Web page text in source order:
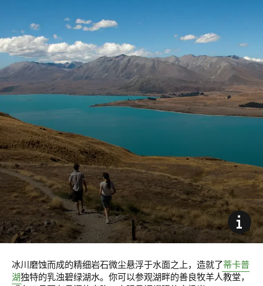
冰川磨蚀而成的精细岩石微尘悬浮于水面之上，造就了蒂卡普
湖独特的乳浊碧绿湖水。你可以参观湖畔的善良牧羊人教堂，